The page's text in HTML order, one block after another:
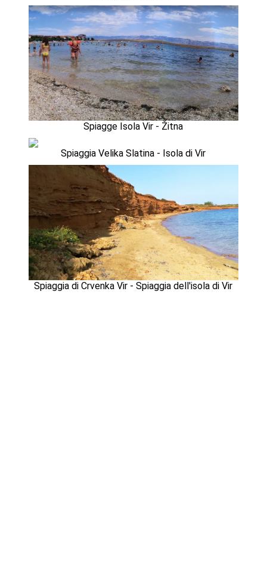
Spiagge Isola Vir - Žitna
Spiaggia Velika Slatina - Isola di Vir
Spiaggia di Crvenka Vir - Spiaggia dell'isola di Vir